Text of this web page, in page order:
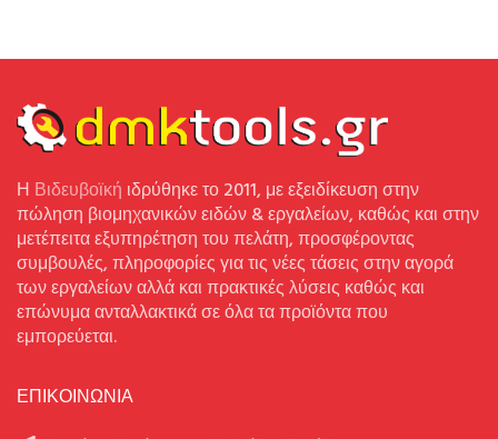
Η Βιδευβοϊκή ιδρύθηκε το 2011, με εξειδίκευση στην
πώληση βιομηχανικών ειδών & εργαλείων, καθώς και στην
μετέπειτα εξυπηρέτηση του πελάτη, προσφέροντας
συμβουλές, πληροφορίες για τις νέες τάσεις στην αγορά
των εργαλείων αλλά και πρακτικές λύσεις καθώς και
επώνυμα ανταλλακτικά σε όλα τα προϊόντα που
εμπορεύεται.
ΕΠΙΚΟΙΝΩΝΙΑ